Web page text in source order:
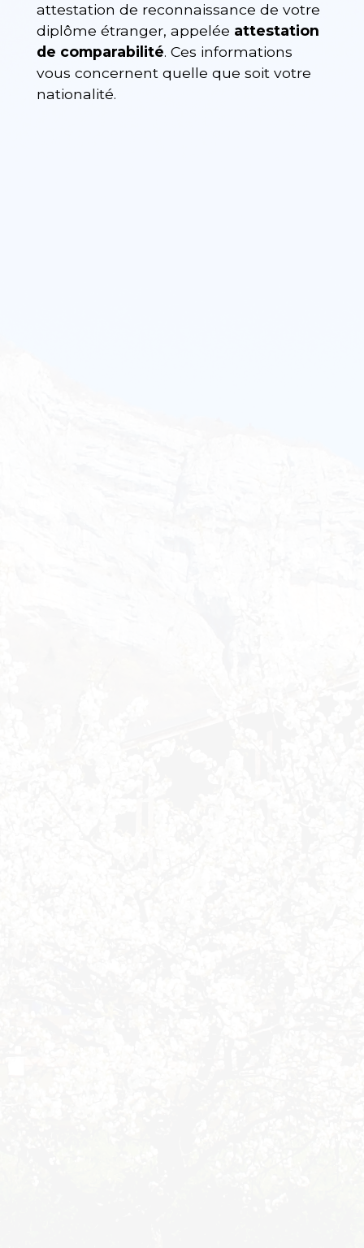
attestation de reconnaissance de votre
diplôme étranger, appelée attestation
de comparabilité. Ces informations
vous concernent quelle que soit votre
nationalité.